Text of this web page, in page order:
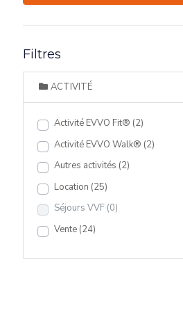
Filtres
ACTIVITÉ
Activité EVVO Fit® (2)
Activité EVVO Walk® (2)
Autres activités (2)
Location (25)
Séjours VVF (0)
Vente (24)